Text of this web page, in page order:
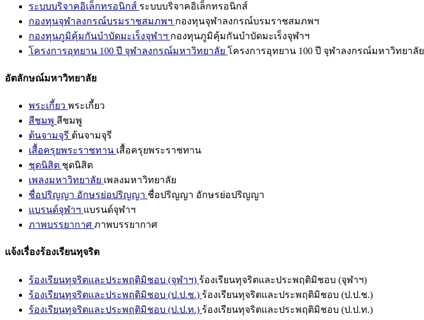
ระบบบริจาคอิเล็กทรอนิกส์ ระบบบริจาคอิเล็กทรอนิกส์
กองทุนจุฬาลงกรณ์บรมราชสมภพฯ กองทุนจุฬาลงกรณ์บรมราชสมภพฯ
กองทุนภูมิคุ้มกันบำบัดมะเร็งจุฬาฯ กองทุนภูมิคุ้มกันบำบัดมะเร็งจุฬาฯ
โครงการอุทยาน 100 ปี จุฬาลงกรณ์มหาวิทยาลัย โครงการอุทยาน 100 ปี จุฬาลงกรณ์มหาวิทยาลัย
อัตลักษณ์มหาวิทยาลัย
พระเกี้ยว พระเกี้ยว
สีชมพู สีชมพู
ต้นจามจุรี ต้นจามจุรี
เสื้อครุยพระราชทาน เสื้อครุยพระราชทาน
ชุดนิสิต ชุดนิสิต
เพลงมหาวิทยาลัย เพลงมหาวิทยาลัย
ชื่อปริญญา อักษรย่อปริญญา ชื่อปริญญา อักษรย่อปริญญา
แบรนด์จุฬาฯ แบรนด์จุฬาฯ
ภาพบรรยากาศ ภาพบรรยากาศ
แจ้งเรื่องร้องเรียนทุจริต
ร้องเรียนทุจริตและประพฤติมิชอบ (จุฬาฯ) ร้องเรียนทุจริตและประพฤติมิชอบ (จุฬาฯ)
ร้องเรียนทุจริตและประพฤติมิชอบ (ป.ป.ช.) ร้องเรียนทุจริตและประพฤติมิชอบ (ป.ป.ช.)
ร้องเรียนทุจริตและประพฤติมิชอบ (ป.ป.ท.) ร้องเรียนทุจริตและประพฤติมิชอบ (ป.ป.ท.)